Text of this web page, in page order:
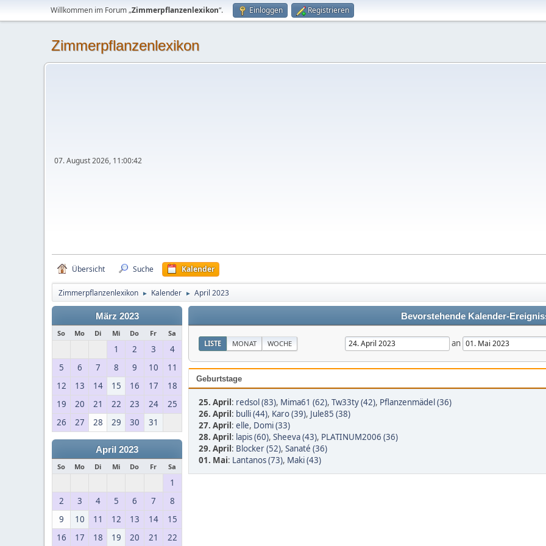
Willkommen im Forum „Zimmerpflanzenlexikon“. Einloggen Registrieren
Zimmerpflanzenlexikon
07. August 2026, 11:00:42
Übersicht Suche Kalender
Zimmerpflanzenlexikon ► Kalender ► April 2023
März 2023
So Mo Di Mi Do Fr Sa
1 2 3
4
5
6 7 8 9 10
11
12
13 14 15 16 17
18
19
20 21 22 23 24
25
26
27 28 29 30 31
April 2023
So Mo Di Mi Do Fr Sa
1
2
3 4 5 6 7
8
9
10 11 12 13 14
15
16
17 18 19 20 21 22
Bevorstehende Kalender-
LISTE MONAT WOCHE an
Geburtstage
25. April: redsol (83), Mima61 (62), Tw33ty (42), Pflanzenmädel (36)
26. April: bulli (44), Karo (39), Jule85 (38)
27. April: elle, Domi (33)
28. April: lapis (60), Sheeva (43), PLATINUM2006 (36)
29. April: Blocker (52), Sanaté (36)
01. Mai: Lantanos (73), Maki (43)